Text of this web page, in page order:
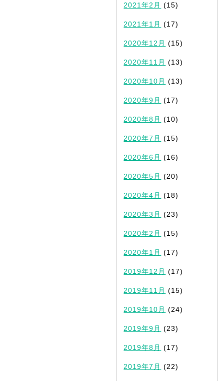
2021年2月 (15)
2021年1月 (17)
2020年12月 (15)
2020年11月 (13)
2020年10月 (13)
2020年9月 (17)
2020年8月 (10)
2020年7月 (15)
2020年6月 (16)
2020年5月 (20)
2020年4月 (18)
2020年3月 (23)
2020年2月 (15)
2020年1月 (17)
2019年12月 (17)
2019年11月 (15)
2019年10月 (24)
2019年9月 (23)
2019年8月 (17)
2019年7月 (22)